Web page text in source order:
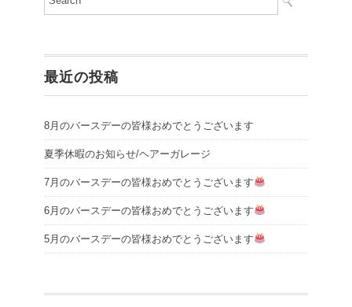
最近の投稿
8月のバースデーの皆様おめでとうございます
夏季休暇のお知らせ/ヘアーガレージ
7月のバースデーの皆様おめでとうございます
6月のバースデーの皆様おめでとうございます
5月のバースデーの皆様おめでとうございます